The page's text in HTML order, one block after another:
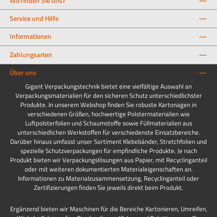
Service und Hilfe
Informationen
Zahlungsarten
Über uns
Gigant Verpackungstechnik bietet eine vielfältige Auswahl an
Verpackungsmaterialien für den sicheren Schutz unterschiedlichster
Produkte. In unserem Webshop finden Sie robuste Kartonagen in
verschiedenen Größen, hochwertige Polstermaterialien wie
Luftpolsterfolien und Schaumstoffe sowie Füllmaterialien aus
unterschiedlichen Werkstoffen für verschiedenste Einsatzbereiche.
Darüber hinaus umfasst unser Sortiment Klebebänder, Stretchfolien und
spezielle Schutzverpackungen für empfindliche Produkte. Je nach
Produkt bieten wir Verpackungslösungen aus Papier, mit Recyclinganteil
oder mit weiteren dokumentierten Materialeigenschaften an.
Informationen zu Materialzusammensetzung, Recyclinganteil oder
Zertifizierungen finden Sie jeweils direkt beim Produkt.
Ergänzend bieten wir Maschinen für die Bereiche Kartonieren, Umreifen,